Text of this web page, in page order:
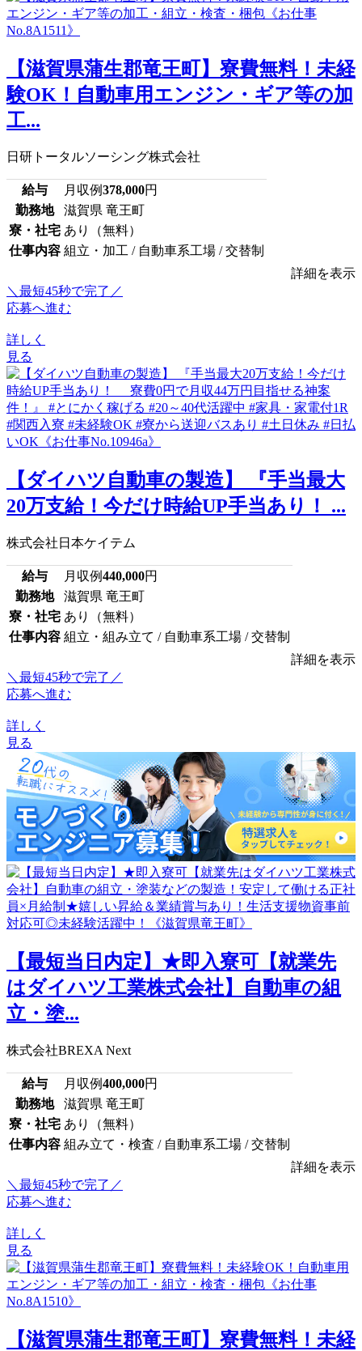
【滋賀県蒲生郡竜王町】寮費無料！未経
験OK！自動車用エンジン・ギア等の加
工...
日研トータルソーシング株式会社
給与 月収例378,000円
勤務地
滋賀県 竜王町
寮・社宅 あり（無料）
仕事内容 組立・加工 / 自動車系工場 / 交替制
詳細を表示
＼最短45秒で完了／
応募へ進む
詳しく
見る
【ダイハツ自動車の製造】 『手当最大
20万支給！今だけ時給UP手当あり！ ...
株式会社日本ケイテム
給与 月収例440,000円
勤務地
滋賀県 竜王町
寮・社宅 あり（無料）
仕事内容 組立・組み立て / 自動車系工場 / 交替制
詳細を表示
＼最短45秒で完了／
応募へ進む
詳しく
見る
【最短当日内定】★即入寮可【就業先
はダイハツ工業株式会社】自動車の組
立・塗...
株式会社BREXA Next
給与 月収例400,000円
勤務地
滋賀県 竜王町
寮・社宅 あり（無料）
仕事内容 組み立て・検査 / 自動車系工場 / 交替制
詳細を表示
＼最短45秒で完了／
応募へ進む
詳しく
見る
【滋賀県蒲生郡竜王町】寮費無料！未経